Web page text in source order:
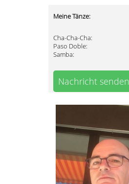
Meine Tänze:
Cha-Cha-Cha:
Paso Doble:
Samba:
Nachricht senden